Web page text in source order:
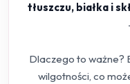
tłuszczu, białka i
Dlaczego to ważne?
wilgotności, co